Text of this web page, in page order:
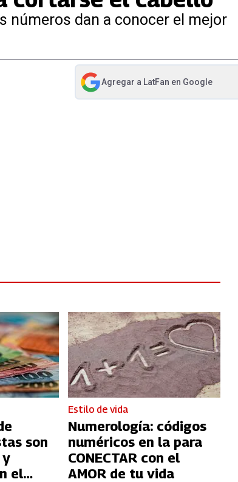
números dan a conocer el mejor
Agregar a LatFan en Google
abre en nueva pestaña
son
el
Estilo de vida
Numerología: códigos
numéricos en la para
CONECTAR con el
AMOR de tu vida